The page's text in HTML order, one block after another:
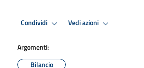
Condividi Vedi azioni
Argomenti:
Bilancio